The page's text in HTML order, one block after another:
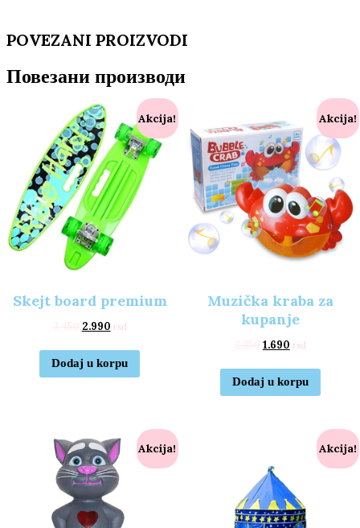
POVEZANI PROIZVODI
Повезани производи
Akcija!
Skejt board premium
2.990 rsd
Dodaj u korpu
Akcija!
Muzička kraba za
kupanje
1.690 rsd
Dodaj u korpu
Akcija! Akcija!